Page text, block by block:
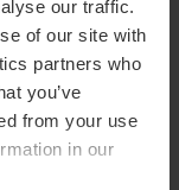
our traffic.
of our site with
partners who
you’ve
from your use
in our